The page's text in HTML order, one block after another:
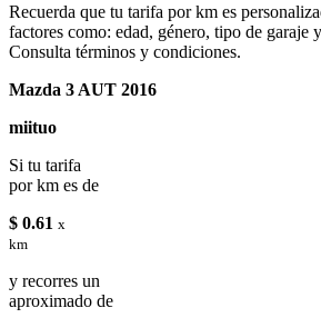
Recuerda que tu tarifa por km es
factores como: edad, género, tipo de garaje
Consulta términos y condiciones.
Mazda 3 AUT 2016
miituo
Si tu tarifa
por km es de
$ 0.61 x
km
y recorres un
aproximado de